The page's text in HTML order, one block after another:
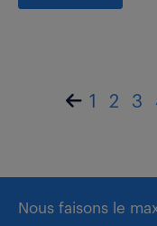
1 2 3
Nous faisons le